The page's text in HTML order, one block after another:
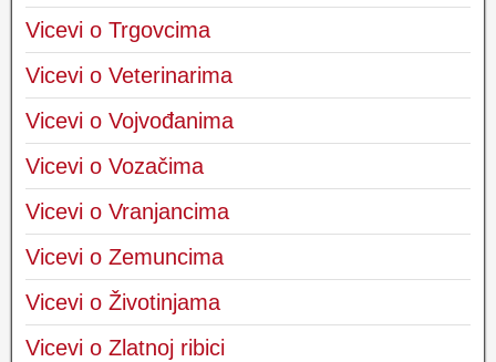
Vicevi o Trgovcima
Vicevi o Veterinarima
Vicevi o Vojvođanima
Vicevi o Vozačima
Vicevi o Vranjancima
Vicevi o Zemuncima
Vicevi o Životinjama
Vicevi o Zlatnoj ribici